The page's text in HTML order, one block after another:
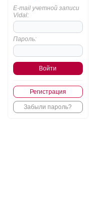
E-mail учетной записи
Vidal:
Пароль:
Регистрация
Забыли пароль?